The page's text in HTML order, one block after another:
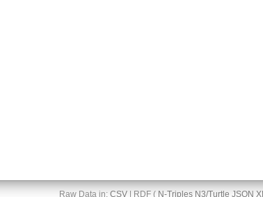
Raw Data in: CSV| RDF ( N-Triples N3/Turtle JSON